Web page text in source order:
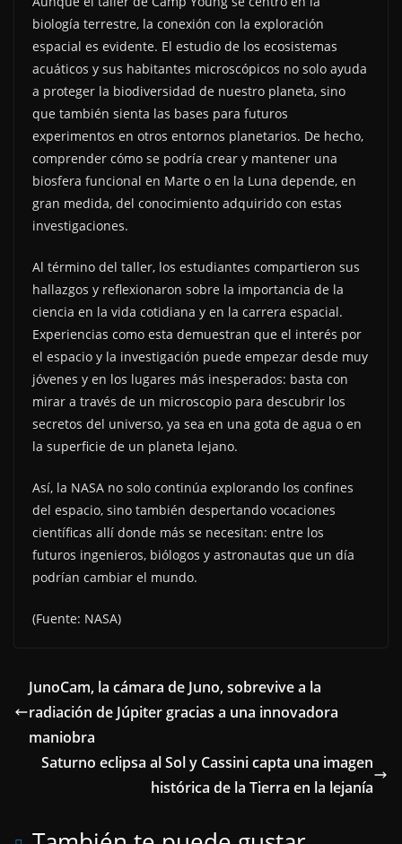
biología terrestre, la conexión con la exploración
espacial es evidente. El estudio de los ecosistemas
acuáticos y sus habitantes microscópicos no solo ayuda
a proteger la biodiversidad de nuestro planeta, sino
que también sienta las bases para futuros
experimentos en otros entornos planetarios. De hecho,
comprender cómo se podría crear y mantener una
biosfera funcional en Marte o en la Luna depende, en
gran medida, del conocimiento adquirido con estas
investigaciones.
Al término del taller, los estudiantes compartieron sus
hallazgos y reflexionaron sobre la importancia de la
ciencia en la vida cotidiana y en la carrera espacial.
Experiencias como esta demuestran que el interés por
el espacio y la investigación puede empezar desde muy
jóvenes y en los lugares más inesperados: basta con
mirar a través de un microscopio para descubrir los
secretos del universo, ya sea en una gota de agua o en
la superficie de un planeta lejano.
Así, la NASA no solo continúa explorando los confines
del espacio, sino también despertando vocaciones
científicas allí donde más se necesitan: entre los
futuros ingenieros, biólogos y astronautas que un día
podrían cambiar el mundo.
(Fuente: NASA)
JunoCam, la cámara de Juno, sobrevive a la
radiación de Júpiter gracias a una innovadora
maniobra
Saturno eclipsa al Sol y Cassini capta una imagen
histórica de la Tierra en la lejanía